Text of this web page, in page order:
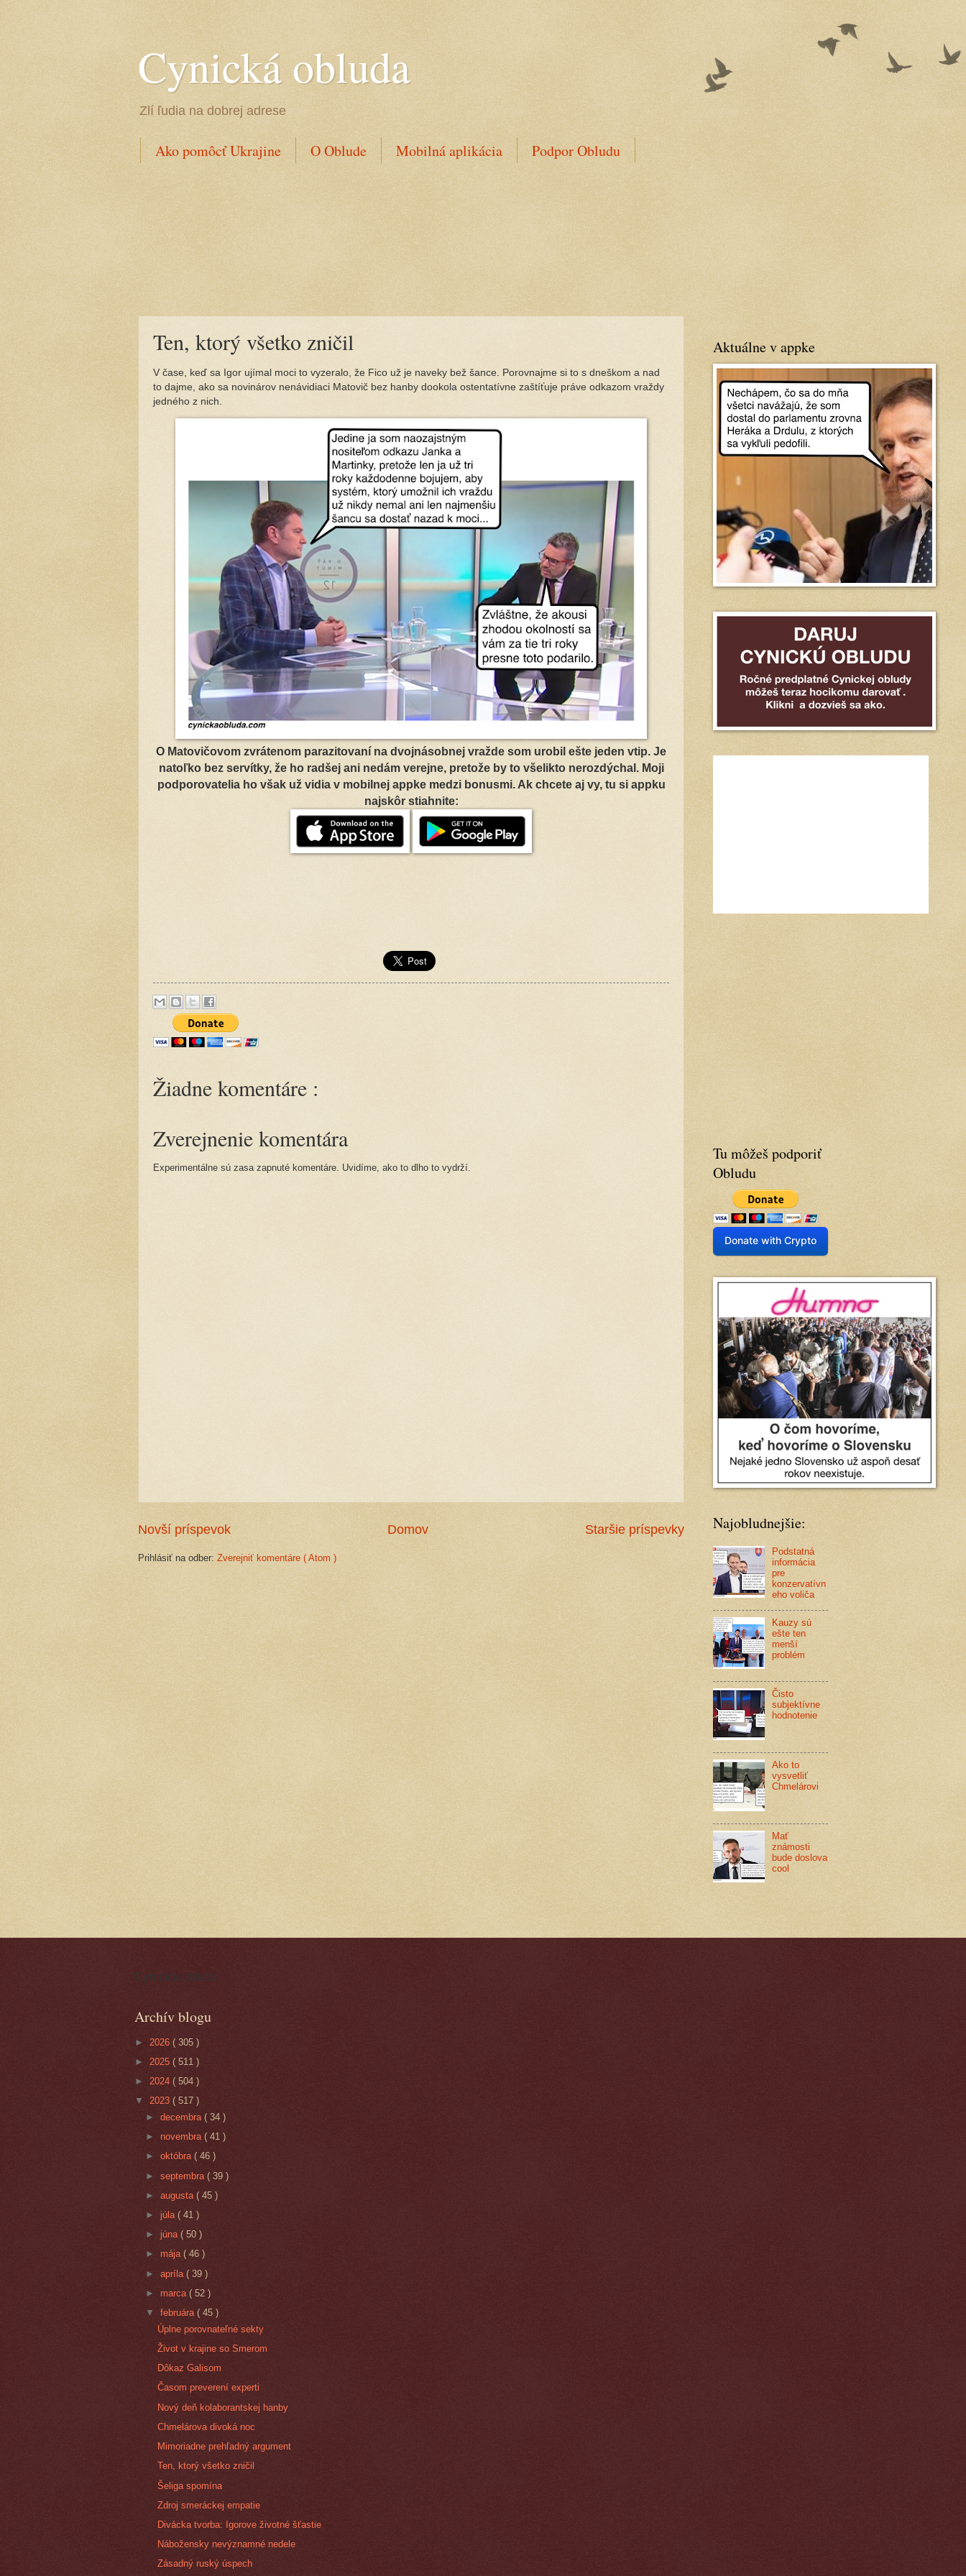
Cynická obluda
Zlí ľudia na dobrej adrese
Ako pomôcť Ukrajine O Oblude Mobilná aplikácia Podpor Obludu
Ten, ktorý všetko zničil
V čase, keď sa Igor ujímal moci to vyzeralo, že Fico už je naveky bež šance. Porovnajme si to s dneškom a nad
to dajme, ako sa novinárov nenávidiaci Matovič bez hanby dookola ostentatívne zaštíťuje práve odkazom vraždy
jedného z nich.
O Matovičovom zvrátenom parazitovaní na dvojnásobnej vražde som urobil ešte jeden vtip. Je
natoľko bez servítky, že ho radšej ani nedám verejne, pretože by to všelikto nerozdýchal. Moji
podporovatelia ho však už vidia v mobilnej appke medzi bonusmi. Ak chcete aj vy, tu si appku
najskôr stiahnite:
Žiadne komentáre :
Zverejnenie komentára
Experimentálne sú zasa zapnuté komentáre. Uvidíme, ako to dlho to vydrží.
Novší príspevok Staršie príspevky
Domov
Prihlásiť na odber: Zverejniť komentáre ( Atom )
Aktuálne v appke
Tu môžeš podporiť
Obludu
Donate with Crypto
Najobludnejšie:
Podstatná
informácia
pre
konzervatívn
eho voliča
Kauzy sú
ešte ten
menší
problém
Čisto
subjektívne
hodnotenie
Ako to
vysvetliť
Chmelárovi
Mať
známosti
bude doslova
cool
Cynická obluda
Archív blogu
► 2026 ( 305 )
► 2025 ( 511 )
► 2024 ( 504 )
▼ 2023 ( 517 )
►decembra( 34 )
►novembra( 41 )
►októbra( 46 )
►septembra( 39 )
►augusta( 45 )
► júla( 41 )
►júna( 50 )
► mája( 46 )
►apríla( 39 )
► marca( 52 )
▼februára( 45 )
Úplne porovnateľné sekty
Život v krajine so Smerom
Dôkaz Galisom
Časom preverení experti
Nový deň kolaborantskej hanby
Chmelárova divoká noc
Mimoriadne prehľadný argument
Ten, ktorý všetko zničil
Šeliga spomína
Zdroj smeráckej empatie
Divácka tvorba: Igorove životné šťastie
Nábožensky nevýznamné nedele
Zásadný ruský úspech